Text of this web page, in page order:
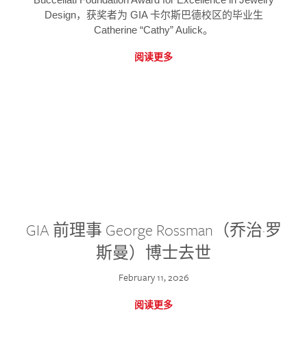
Design，获奖者为 GIA 卡尔斯巴德校区的毕业生
Catherine “Cathy” Aulick。
阅读更多
GIA 前理事 George Rossman（乔治·罗
斯曼）博士去世
February 11, 2026
阅读更多